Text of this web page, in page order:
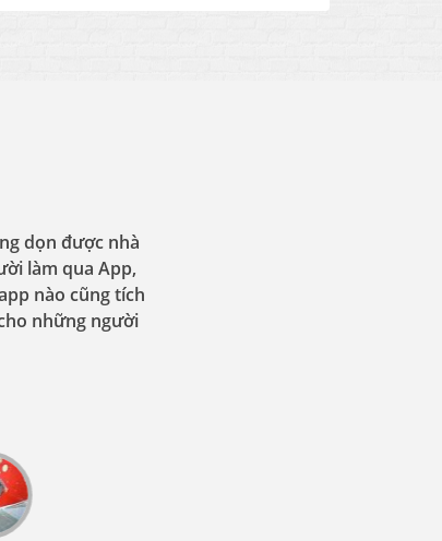
dọn được nhà
làm qua App,
nào cũng tích
những người